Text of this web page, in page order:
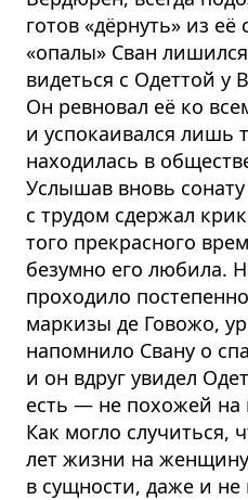
готов «дёрнуть» из
«опалы» Сван
видеться с Одеттой у
Он ревновал её ко
и успокаивался лишь
находилась в
Услышав вновь
с трудом сдержал
того прекрасного
безумно его любила.
проходило
маркизы де Говожо,
напомнило Свану о
и он вдруг увидел
есть — не похожей на
Как могло случиться,
лет жизни на
в сущности, даже и не